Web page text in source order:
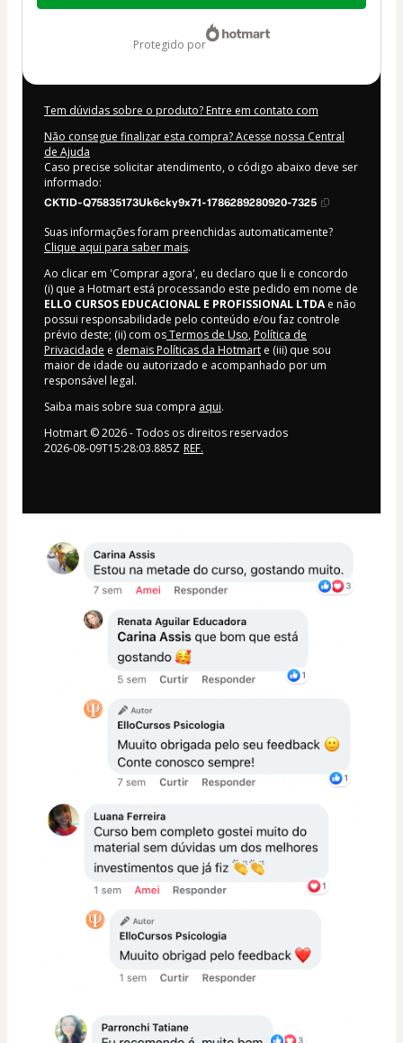
protegido por
Tem dúvidas sobre o produto? Entre em contato com
Não consegue finalizar esta compra? Acesse nossa Central
de Ajuda
Caso precise solicitar atendimento, o código abaixo deve ser
informado:
CKTID-Q75835173Uk6cky9x71-1786289280920-7325
Suas informações foram preenchidas automaticamente?
Clique aqui para saber mais.
Ao clicar em 'Comprar agora', eu declaro que li e concordo
(i) que a Hotmart está processando este pedido em nome de
ELLO CURSOS EDUCACIONAL E PROFISSIONAL LTDAe não
possui responsabilidade pelo conteúdo e/ou faz controle
prévio deste; (ii) com osTermos de Uso, Política de
Privacidade e demais Políticas da Hotmart e (iii) que sou
maior de idade ou autorizado e acompanhado por um
responsável legal.
Saiba mais sobre sua compra aqui.
Hotmart ©2026- Todos os direitos reservados
2026-08-09T15:28:03.885Z REF.